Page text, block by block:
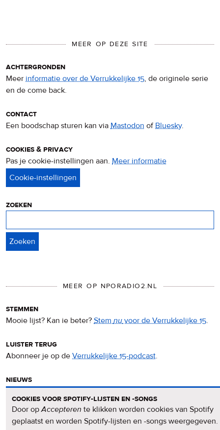
MEER OP DEZE SITE
achtergronden
Meer informatie over de Verrukkelijke 15, de originele serie
en de come back.
contact
Een boodschap sturen kan via Mastodon ofBluesky.
cookies & privacy
Pas je cookie-instellingen aan. Meer informatie
zoeken
MEER OP NPORADIO2.NL
stemmen
Mooie lijst? Kan ie beter? Stemnuvoor de Verrukkelijke 15.
luister terug
Abonneer je op de Verrukkelijke 15-podcast.
nieuws
nieuwsbrief
Meld je aan voor deVerrukkelijke 15-nieuwsbrief.
cookies voor spotify-lijsten en -songs
Door opAccepteren te klikken worden cookies van Spotify
geplaatst en worden Spotify-lijsten en -songs weergegeven.